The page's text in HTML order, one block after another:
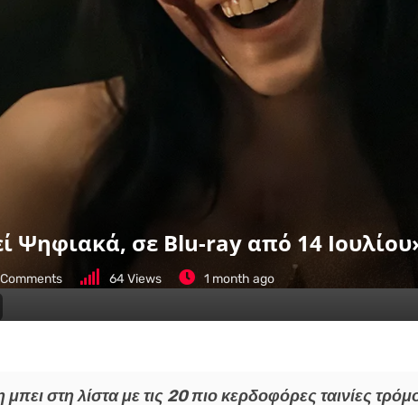
Ψηφιακά, σε Blu-ray από 14
Comments 64Views 1 month ago
στη λίστα με τις 20 πιο κερδοφόρες ταινίες